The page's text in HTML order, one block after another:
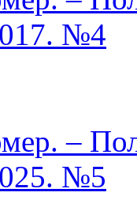
№4
–
№5